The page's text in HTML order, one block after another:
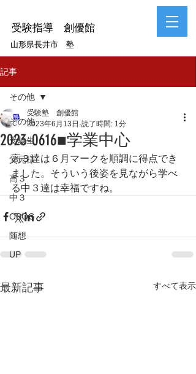
受験指導 創優館
山形県長井市 塾
記事
その他
受験生
父兄様
高３
中３
OBOG
随想
UP
その他
2023-0616■学業中心
受験塾 創優館
2023年6月13日 読了時間: 1分
高３達は６月マークを順調に得点でき
ました。そういう後姿を見ながら学べ
る中３達は幸福ですね。
最新記事 すべて表示